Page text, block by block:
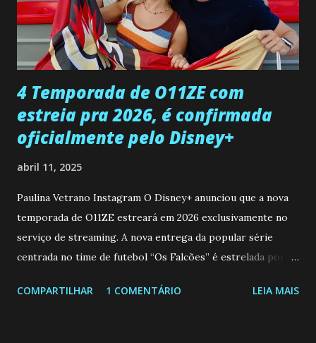
desaparecimento de Francisco, apontando que ele poderia
ter sido vítima da fúria de Gabriel. Artur informa a Gabriel
que a clínica inseminou por engano outra paciente, que está
...
4 Temporada de O11ZE com
estreia pra 2026, é confirmada
oficialmente pelo Disney+
abril 11, 2025
Paulina Vetrano Instagram O Disney+ anunciou que a nova
temporada de O11ZE estreará em 2026 exclusivamente no
serviço de streaming. A nova entrega da popular série
centrada no time de futebol “Os Falcões” é estrelada por
Brum (Dedé), que voltam a interpretar seus personagens
COMPARTILHAR 1 COMENTÁRIO LEIA MAIS